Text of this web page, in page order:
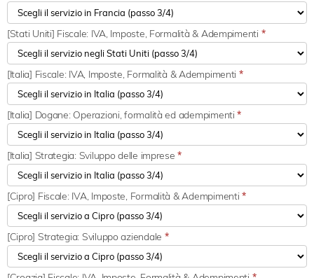
[Stati Uniti] Fiscale: IVA, Imposte, Formalità & Adempimenti *
[Italia] Fiscale: IVA, Imposte, Formalità & Adempimenti *
[Italia] Dogane: Operazioni, formalità ed adempimenti*
[Italia] Strategia: Sviluppo delle imprese*
[Cipro] Fiscale: IVA, Imposte, Formalità & Adempimenti*
[Cipro] Strategia: Sviluppo aziendale *